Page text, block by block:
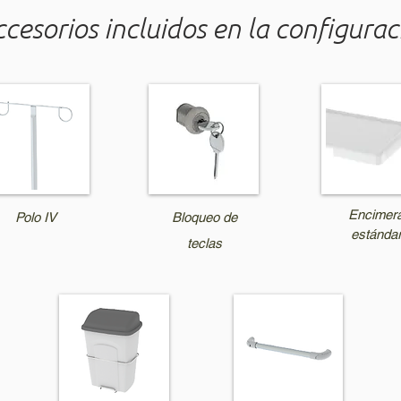
incluidos en la
Polo IV
Bloqueo de
teclas
estándar